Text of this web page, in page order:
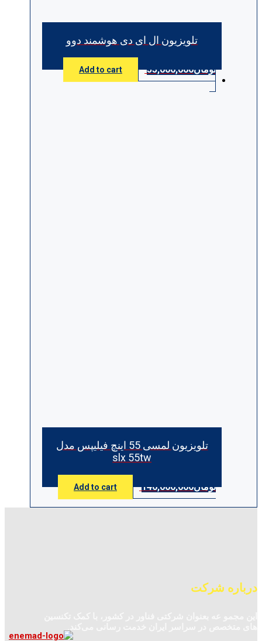
تلویزیون ال ای دی هوشمند دوو
تومان55,000,000
Add to cart
تلویزیون لمسی 55 اینچ فیلیپس مدل
slx 55tw
تومان140,000,000
Add to cart
درباره شرکت
این مجمو عه بعنوان شرکتی فناور در کشور، با کمک تکنسین‌